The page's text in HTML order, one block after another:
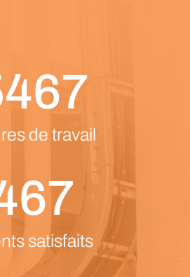
de travail
satisfaits